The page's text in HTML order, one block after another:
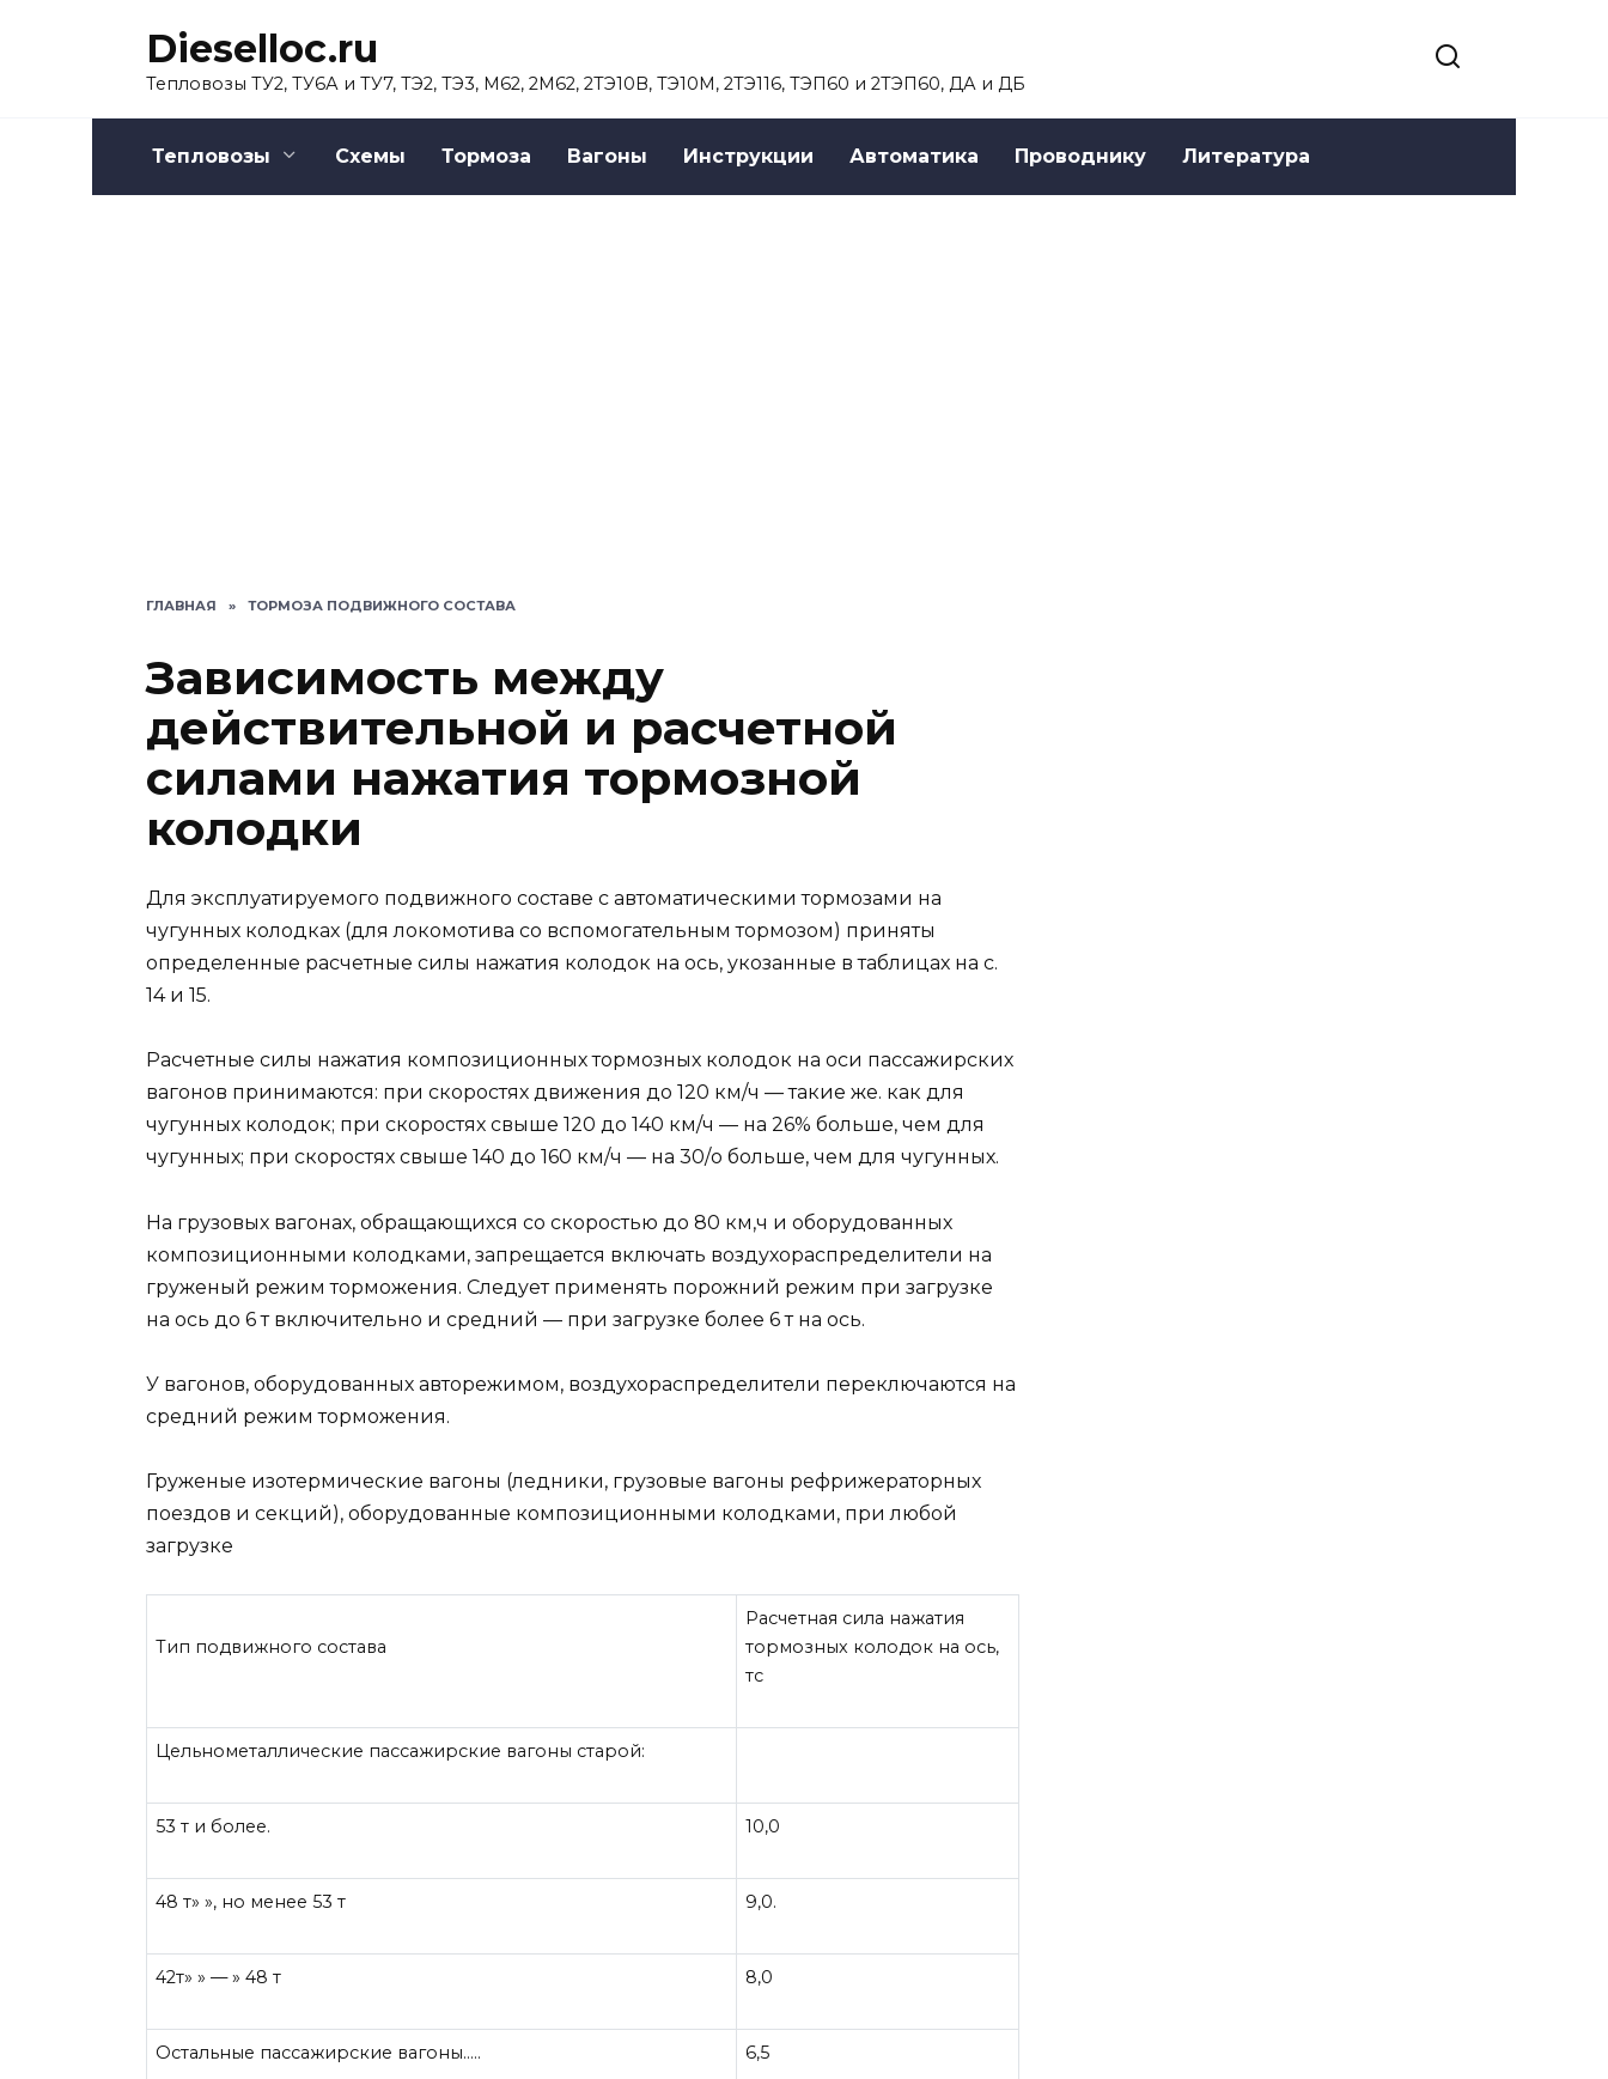
Dieselloc.ru
Тепловозы ТУ2, ТУ6А и ТУ7, ТЭ2, ТЭ3, М62, 2М62, 2ТЭ10В, ТЭ10М, 2ТЭ116, ТЭП60 и 2ТЭП60, ДА и ДБ
Тепловозы Схемы Тормоза Вагоны Инструкции Автоматика Проводнику Литература
ГЛАВНАЯ » ТОРМОЗА ПОДВИЖНОГО СОСТАВА
Зависимость между
действительной и расчетной
силами нажатия тормозной
колодки
Для эксплуатируемого подвижного составе с автоматическими тормозами на
чугунных колодках (для локомотива со вспомогательным тормозом) приняты
определенные расчетные силы нажатия колодок на ось, укозанные в таблицах на с.
14 и 15.
Расчетные силы нажатия композиционных тормозных колодок на оси пассажирских
вагонов принимаются: при скоростях движения до 120 км/ч — такие же. как для
чугунных колодок; при скоростях свыше 120 до 140 км/ч — на 26% больше, чем для
чугунных; при скоростях свыше 140 до 160 км/ч — на 30/о больше, чем для чугунных.
На грузовых вагонах, обращающихся со скоростью до 80 км,ч и оборудованных
композиционными колодками, запрещается включать воздухораспределители на
груженый режим торможения. Следует применять порожний режим при загрузке
на ось до 6 т включительно и средний — при загрузке более 6 т на ось.
У вагонов, оборудованных авторежимом, воздухораспределители переключаются на
средний режим торможения.
Груженые изотермические вагоны (ледники, грузовые вагоны рефрижераторных
поездов и секций), оборудованные композиционными колодками, при любой
загрузке
Тип подвижного состава
Расчетная сила нажатия
тормозных колодок на ось,
тс
Цельнометаллические пассажирские вагоны старой:
53 т и более. 10,0
48 т» », но менее 53 т 9,0.
42т» » — » 48 т 8,0
Остальные пассажирские вагоны….. 6,5